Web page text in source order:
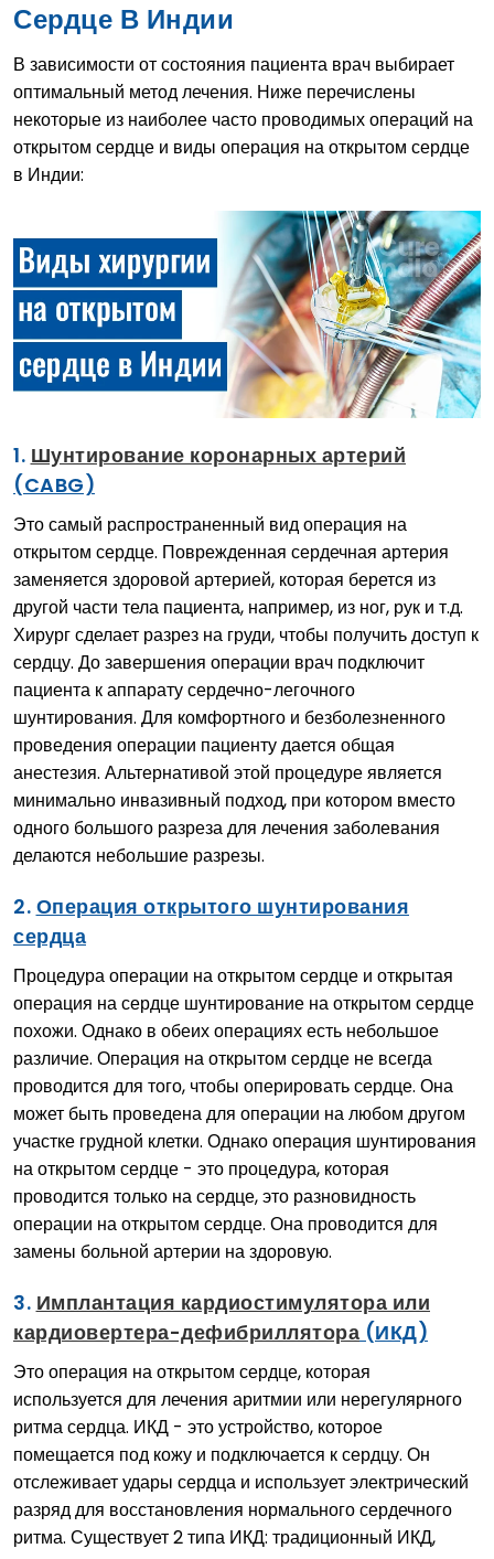
Сердце В Индии
В зависимости от состояния пациента врач выбирает
оптимальный метод лечения. Ниже перечислены
некоторые из наиболее часто проводимых операций на
открытом сердце и виды операция на открытом сердце
в Индии:
1. Шунтирование коронарных артерий
(CABG)
Это самый распространенный вид операция на
открытом сердце. Поврежденная сердечная артерия
заменяется здоровой артерией, которая берется из
другой части тела пациента, например, из ног, рук и т.д.
Хирург сделает разрез на груди, чтобы получить доступ к
сердцу. До завершения операции врач подключит
пациента к аппарату сердечно-легочного
шунтирования. Для комфортного и безболезненного
проведения операции пациенту дается общая
анестезия. Альтернативой этой процедуре является
минимально инвазивный подход, при котором вместо
одного большого разреза для лечения заболевания
делаются небольшие разрезы.
2. Операция открытого шунтирования
сердца
Процедура операции на открытом сердце и открытая
операция на сердце шунтирование на открытом сердце
похожи. Однако в обеих операциях есть небольшое
различие. Операция на открытом сердце не всегда
проводится для того, чтобы оперировать сердце. Она
может быть проведена для операции на любом другом
участке грудной клетки. Однако операция шунтирования
на открытом сердце - это процедура, которая
проводится только на сердце, это разновидность
операции на открытом сердце. Она проводится для
замены больной артерии на здоровую.
3. Имплантация кардиостимулятора или
кардиовертера-дефибриллятора (ИКД)
Это операция на открытом сердце, которая
используется для лечения аритмии или нерегулярного
ритма сердца. ИКД - это устройство, которое
помещается под кожу и подключается к сердцу. Он
отслеживает удары сердца и использует электрический
разряд для восстановления нормального сердечного
ритма. Существует 2 типа ИКД: традиционный ИКД,